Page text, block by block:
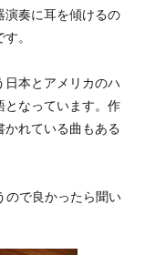
演奏に耳を傾けるの
。
日本とアメリカのハ
となっています。作
かれている曲もある
ので良かったら聞い